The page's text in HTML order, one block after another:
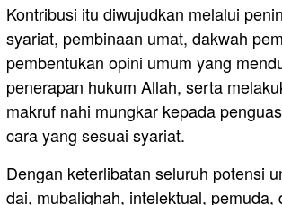
Kontribusi itu diwujudkan melalui
syariat, pembinaan umat, dakwah
pembentukan opini umum yang
penerapan hukum Allah, serta
makruf nahi mungkar kepada
cara yang sesuai syariat.
Dengan keterlibatan seluruh potensi
dai, mubalighah, intelektual, pemuda,